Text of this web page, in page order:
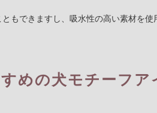
もできますし、吸水性の高い素材を使
めの犬モチーフア